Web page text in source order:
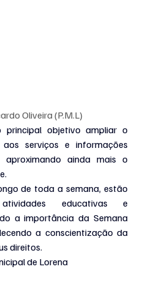
Oliveira (P.M.L)
objetivo ampliar o
serviços e informações
aproximando ainda mais o
de toda a semana, estão
educativas e
a importância da Semana
a conscientização da
direitos.
de Lorena